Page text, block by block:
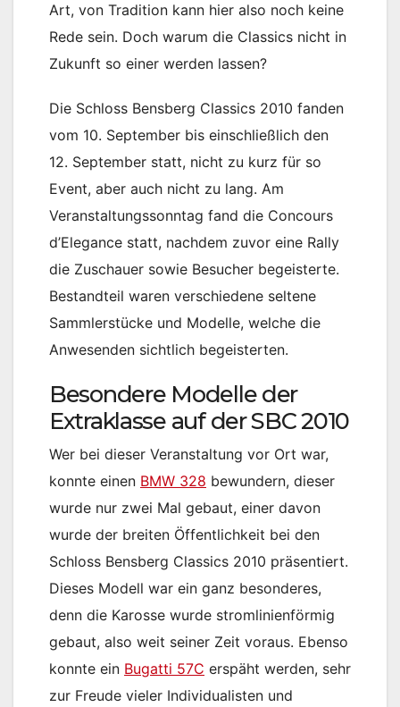
Art, von Tradition kann hier also noch keine
Rede sein. Doch warum die Classics nicht in
Zukunft so einer werden lassen?
Die Schloss Bensberg Classics 2010 fanden
vom 10. September bis einschließlich den
12. September statt, nicht zu kurz für so
Event, aber auch nicht zu lang. Am
Veranstaltungssonntag fand die Concours
d’Elegance statt, nachdem zuvor eine Rally
die Zuschauer sowie Besucher begeisterte.
Bestandteil waren verschiedene seltene
Sammlerstücke und Modelle, welche die
Anwesenden sichtlich begeisterten.
Besondere Modelle der
Extraklasse auf der SBC 2010
Wer bei dieser Veranstaltung vor Ort war,
konnte einen BMW 328 bewundern, dieser
wurde nur zwei Mal gebaut, einer davon
wurde der breiten Öffentlichkeit bei den
Schloss Bensberg Classics 2010 präsentiert.
Dieses Modell war ein ganz besonderes,
denn die Karosse wurde stromlinienförmig
gebaut, also weit seiner Zeit voraus. Ebenso
konnte ein Bugatti 57C erspäht werden, sehr
zur Freude vieler Individualisten und